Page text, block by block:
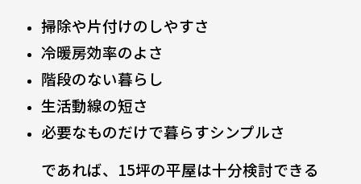
掃除や片付けのしやすさ
冷暖房効率のよさ
階段のない暮らし
生活動線の短さ
必要なものだけで暮らすシンプルさ
であれば、15坪の平屋は十分検討できる